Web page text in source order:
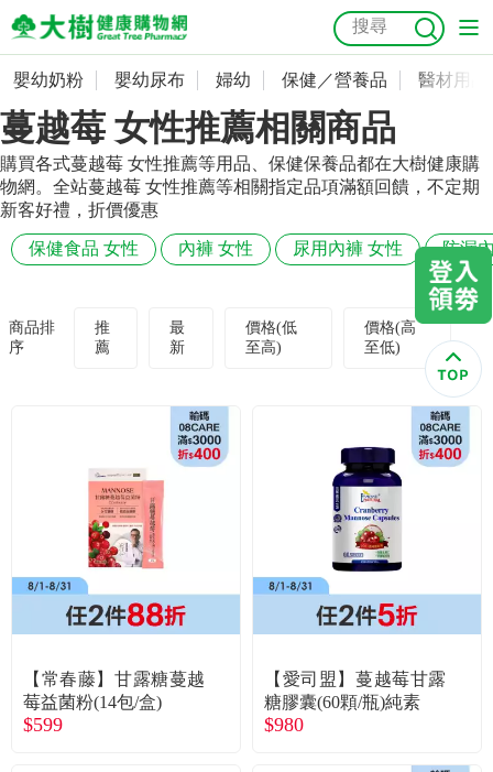
嬰幼奶粉
嬰幼尿布
婦幼
保健／營養品
醫材用品
食品／健康食補
名人嚴選
優惠活動
抗菌 尿布 大樹獨家 益生菌 魚油 幼兒米餅 貓砂
奶瓶奶嘴
會員資料及密碼修改
常用收件人清單
訂單查詢
收藏清單
紅利點數查詢
優惠券查詢
嬰幼奶粉 嬰幼尿布 婦幼 保健／營養品 醫材用品
蔓越莓 女性推薦相關商品
購買各式蔓越莓 女性推薦等用品、保健保養品都在大樹健康購
物網。全站蔓越莓 女性推薦等相關指定品項滿額回饋，不定期
新客好禮，折價優惠
保健食品 女性 內褲 女性 尿用內褲 女性 防漏
商品排
序
推
薦
最
新
價格(低
至高)
價格(高
至低)
【常春藤】甘露糖蔓越
莓益菌粉(14包/盒)
$599
【愛司盟】蔓越莓甘露
糖膠囊(60顆/瓶)純素
$980